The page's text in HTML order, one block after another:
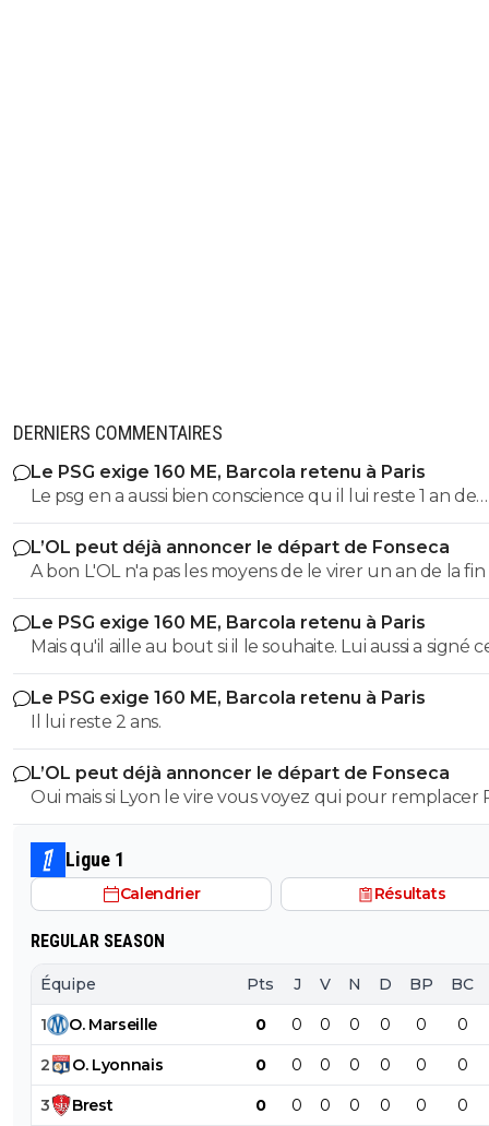
DERNIERS COMMENTAIRES
Le PSG exige 160 ME, Barcola retenu à Paris
Le psg en a aussi bien conscience qu il lui reste 1 an de
contrat 😁 après, c est le jeu de la négociation, on est
d août, y a toujours une marge de prix négociable
bonus et ils savent que Liverpool a tout à fait les
payer avec 750M de budget et un salaire de Salah en
Après, à Liverpool de voir s ils le veulent vraiment et le
sécuriser dès maintenant car rien de sûr qu il ne
pas par la suite, et rien de sûr qu il ne choisisse
fin de son contrat vu qu il a tout de même une très
côte, il n est peut-etre pas titulaire systématique à Paris
français, ça fait tout de même un beau cv attractif s il
devenait libre de contrat.
L’OL peut déjà annoncer le départ de Fonseca
A bon L'OL n'a pas les moyens de le virer un an de la
son contrat ça représente même pas 5M brute.
Le PSG exige 160 ME, Barcola retenu à Paris
Mais qu'il aille au bout si il le souhaite. Lui aussi a signé
contrat et lui aussi doit le respecter si pas d'accord avec
Liverpool. On va pas pleurer non plus....
Le PSG exige 160 ME, Barcola retenu à Paris
Il lui reste 2 ans.
L’OL peut déjà annoncer le départ de Fonseca
Oui mais si Lyon le vire vous voyez qui pour remplacer
Ligue 1
Calendrier Résultats
REGULAR SEASON
Équipe Pts J V N D BP BC
1 O. Marseille 0 0 0 0 0 0 0
2 O. Lyonnais 0 0 0 0 0 0 0
3 Brest 0 0 0 0 0 0 0